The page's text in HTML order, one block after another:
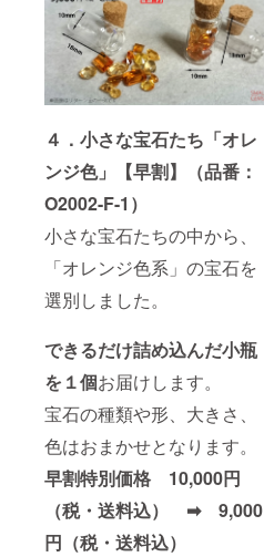
４．小さな宝石たち「オレ
ンジ色」【早割】（品番：
O2002-F-1）
小さな宝石たちの中から、
「オレンジ色系」の宝石を
選別しました。
できるだけ詰め込んだ小瓶
を１個お届けします。
宝石の種類や形、大きさ、
色はおまかせとなります。
早割特別価格 10,000円
（税・送料込） ➡ 9,000
円（税・送料込）